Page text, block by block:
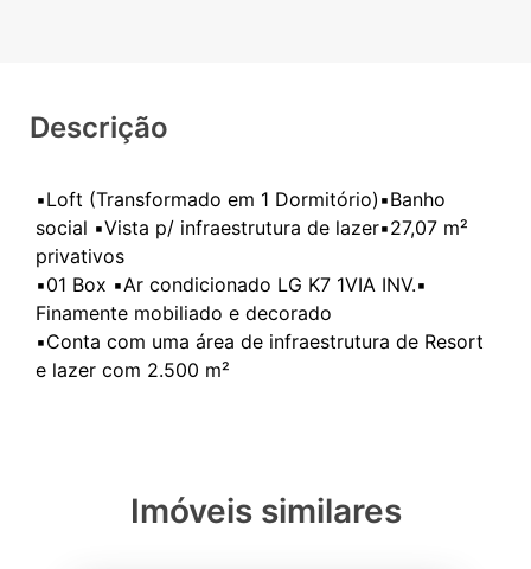
Descrição
▪️Loft (Transformado em 1 Dormitório)▪️Banho
social ▪️Vista p/ infraestrutura de lazer▪️27,07 m²
privativos
▪️01 Box ▪️Ar condicionado LG K7 1VIA INV.▪️
Finamente mobiliado e decorado
▪️Conta com uma área de infraestrutura de Resort
Imóveis similares